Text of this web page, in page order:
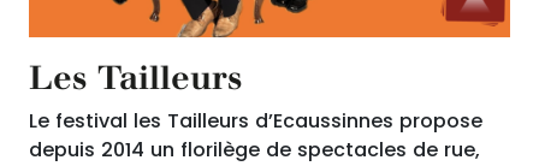
Les Tailleurs
Le festival les Tailleurs d’Ecaussinnes propose
depuis 2014 un florilège de spectacles de rue,